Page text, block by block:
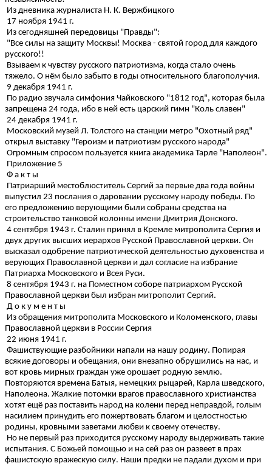
Из дневника журналиста Н. К. Вержбицкого
17 ноября 1941 г.
Из сегодняшней передовицы "Правды":
"Все силы на защиту Москвы! Москва - святой город для каждого
русского!!
Взываем к чувству русского патриотизма, когда стало очень
тяжело. О нём было забыто в годы относительного благополучия.
9 декабря 1941 г.
По радио звучала симфония Чайковского "1812 год", которая была
запрещена 24 года, ибо в ней есть царский гимн "Коль славен"
24 декабря 1941 г.
Московский музей Л. Толстого на станции метро "Охотный ряд"
открыл выставку "Героизм и патриотизм русского народа"
Огромным спросом пользуется книга академика Тарле "Наполеон".
Приложение 5
Ф а к т ы
Патриарший местоблюститель Сергий за первые два года войны
выпустил 23 послания о даровании русскому народу победы. По
его предложению верующими были собраны средства на
строительство танковой колонны имени Дмитрия Донского.
4 сентября 1943 г. Сталин принял в Кремле митрополита Сергия и
двух других высших иерархов Русской Православной церкви. Он
высказал одобрение патриотической деятельностью духовенства и
верующих Православной церкви и дал согласие на избрание
Патриарха Московского и Всея Руси.
8 сентября 1943 г. на Поместном соборе патриархом Русской
Православной церкви был избран митрополит Сергий.
Д о к у м е н т ы
Из обращения митрополита Московского и Коломенского, главы
Православной церкви в России Сергия
22 июня 1941 г.
Фашиствующие разбойники напали на нашу родину. Попирая
всякие договоры и обещания, они внезапно обрушились на нас, и
вот кровь мирных граждан уже орошает родную землю.
Повторяются времена Батыя, немецких рыцарей, Карла шведского,
Наполеона. Жалкие потомки врагов православного христианства
хотят ещё раз поставить народ на колени перед неправдой, голым
насилием принудить его пожертвовать благом и целостностью
родины, кровными заветами любви к своему отечеству.
Но не первый раз приходится русскому народу выдерживать такие
испытания. С Божьей помощью и на сей раз он развеет в прах
фашистскую вражескую силу. Наши предки не падали духом и при